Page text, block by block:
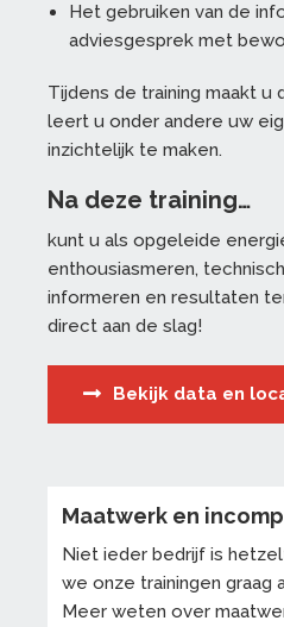
Het gebruiken van de
adviesgesprek met
Tijdens de training maakt u
leert u onder andere uw
inzichtelijk te maken.
Na deze training…
kunt u als opgeleide
enthousiasmeren,
informeren en resultaten
direct aan de slag!
Bekijk data en
Maatwerk en
Niet ieder bedrijf is
we onze trainingen graag
Meer weten over